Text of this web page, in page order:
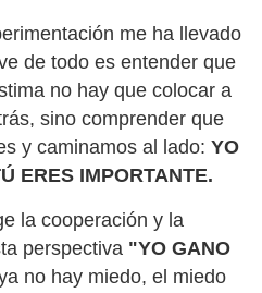
me ha llevado
de todo es entender que
no hay que colocar a
sino comprender que
y caminamos al lado:YO
ERES IMPORTANTE.
la cooperación y la
perspectiva "YO GANO
no hay miedo, el miedo